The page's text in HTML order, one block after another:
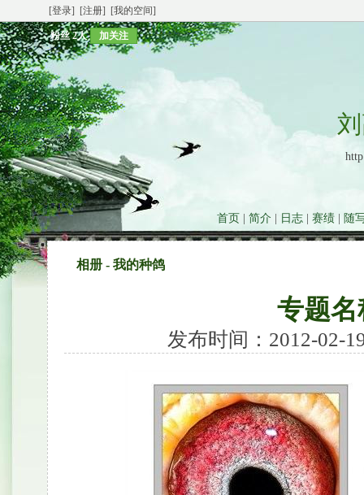
[登录] [注册] [我的空间]
粉丝2人 加关注
首页 简介 日志| 赛绩| 随
相册 - 我的种鸽
专题
发布时间：2012-02-